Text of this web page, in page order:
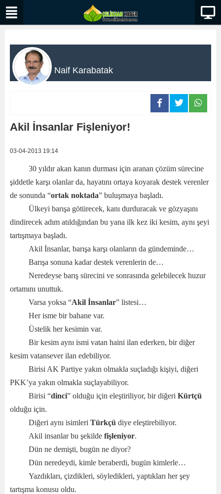
Naif Karabatak
Akil İnsanlar Fişleniyor!
03-04-2013 19:14
30 yıldır akan kanın durması için aranan çözüm sürecine
şiddetle karşı olanlar da, hayatını ortaya koyarak destek verenler
de sonunda “ortak noktada” buluşmaya başladı.
Ülkeyi barışa götürecek, kanı durduracak ve gözyaşını
dindirecek adım atıldığından bu yana ilk kez iki kesim, aynı şeyi
tartışmaya başladı.
Akil İnsanlar, barışa karşı olanların da gündeminde…
Barışa sonuna kadar destek verenlerin de…
Neredeyse barış sürecini ve sonrasında gelebilecek huzur
ortamını unuttuk.
Varsa yoksa “Akil İnsanlar” listesi…
Her isme bir bahane var.
Üstelik her kesimin var.
Bir kesim aynı ismi vatan haini ilan ederken, bir diğer
kesim vatansever ilan edebiliyor.
Birisi AK Partiye yakın olmakla suçladığı kişiyi, diğeri
PKK’ya yakın olmakla suçlayabiliyor.
Birisi “dinci” olduğu için eleştiriliyor, bir diğeri Kürtçü
olduğu için.
Diğeri aynı isimleri Türkçü diye eleştirebiliyor.
Akil insanlar bu şekilde fişleniyor.
Dün ne demişti, bugün ne diyor?
Dün neredeydi, kimle beraberdi, bugün kimlerle…
Yazdıkları, çizdikleri, söyledikleri, yaptıkları her şey
tartışma konusu oldu.